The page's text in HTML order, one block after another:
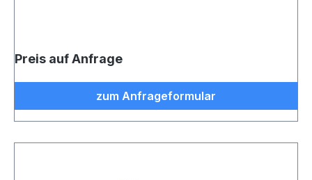
Preis auf Anfrage
zum Anfrageformular